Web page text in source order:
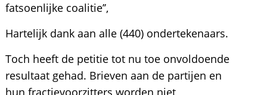
fatsoenlijke coalitie’’,
Hartelijk dank aan alle (440) ondertekenaars.
Toch heeft de petitie tot nu toe onvoldoende
resultaat gehad. Brieven aan de partijen en
hun fractievoorzitters worden niet